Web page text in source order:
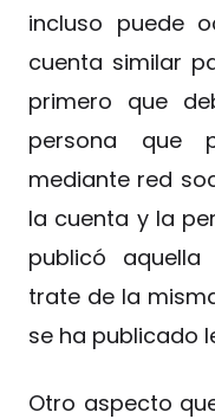
incluso puede
cuenta similar
primero que
persona que
mediante red
la cuenta y la
publicó
trate de la
se ha publicado
Otro aspecto